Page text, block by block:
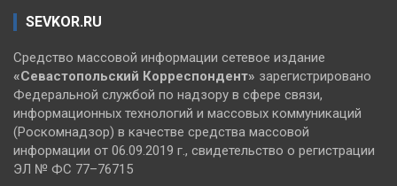
SEVKOR.RU
Средство массовой информации сетевое издание
«Севастопольский Корреспондент» зарегистрировано
Федеральной службой по надзору в сфере связи,
информационных технологий и массовых коммуникаций
(Роскомнадзор) в качестве средства массовой
информации от 06.09.2019 г., свидетельство о регистрации
ЭЛ № ФС 77–76715